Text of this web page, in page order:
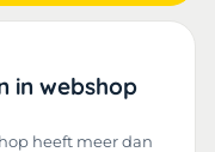
in webshop
heeft meer dan